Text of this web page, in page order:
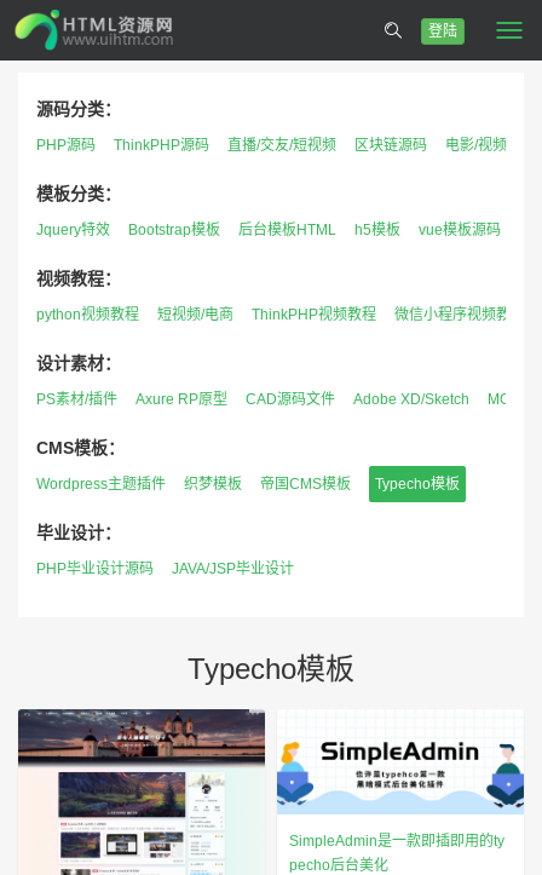
登陆
源码分类：
PHP源码 ThinkPHP源码 直播/交友/短视频 区块链源码 电影/视频/音乐
模板分类：
Jquery特效 Bootstrap模板 后台模板HTML h5模板 vue模板源码
视频教程：
python视频教程 短视频/电商 ThinkPHP视频教程 微信小程序视频教程
设计素材：
PS素材/插件 Axure RP原型 CAD源码文件 Adobe XD/Sketch MG资源
CMS模板：
Wordpress主题插件 织梦模板 帝国CMS模板 Typecho模板
毕业设计：
PHP毕业设计源码 JAVA/JSP毕业设计
Typecho模板
SimpleAdmin是一款即插即用的ty
pecho后台美化